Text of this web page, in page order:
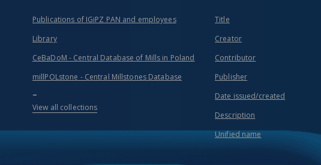
Publications of IGiPZ PAN and employees
Library
CeBaDoM - Central Database of Mills in Poland
millPOLstone - Central Millstones Database
...
View all collections
Title
Creator
Contributor
Publisher
Date issued/created
Description
Unified name